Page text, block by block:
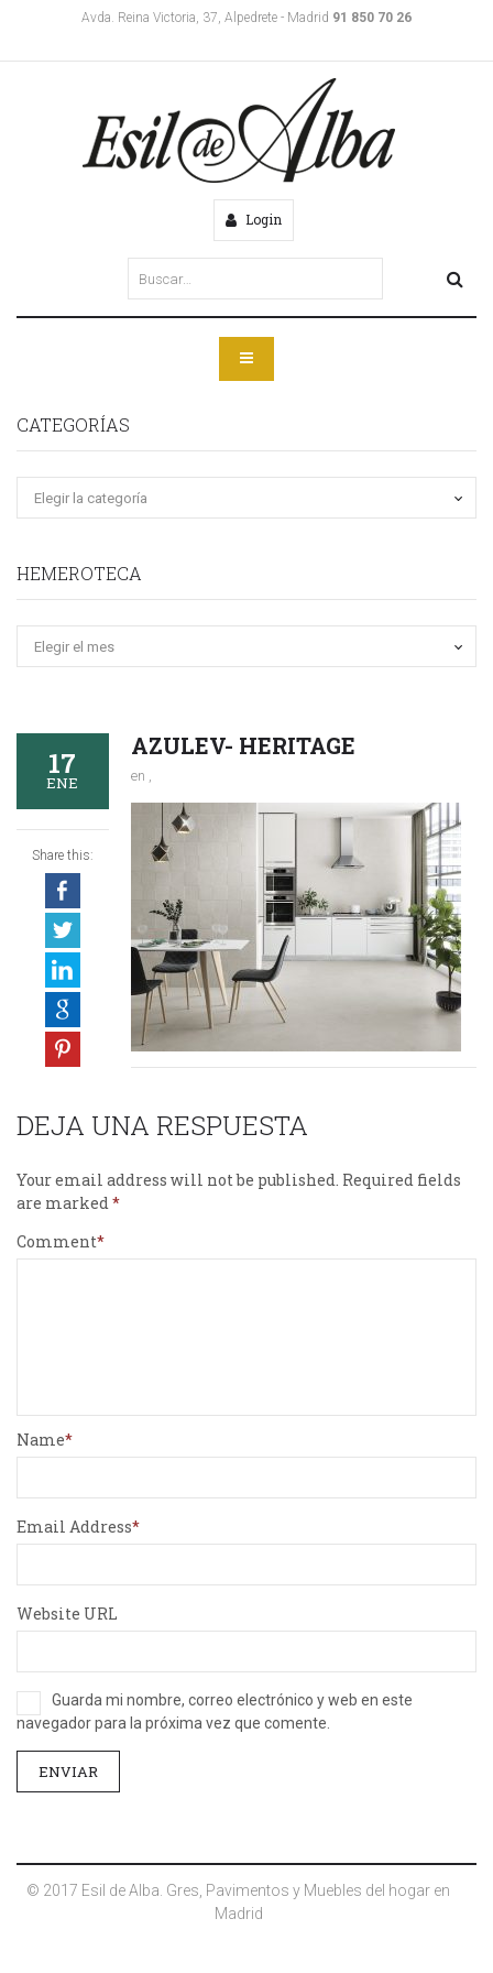
Avda. Reina Victoria, 37, Alpedrete - Madrid 91 850 70 26
Login
CATEGORÍAS
HEMEROTECA
17
ENE
Share this:
AZULEV- HERITAGE
en ,
DEJA UNA RESPUESTA
Your email address will not be published. Required fields
are marked
Comment
Name
Email Address
Website URL
Guarda mi nombre, correo electrónico y web en este
navegador para la próxima vez que comente.
© 2017 Esil de Alba. Gres, Pavimentos y Muebles del hogar en
Madrid